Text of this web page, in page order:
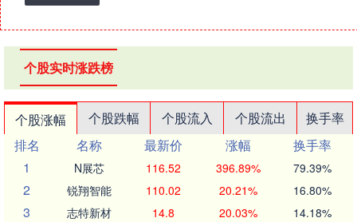
个股实时涨跌榜
个股涨幅 个股跌幅 个股流入 个股流出
换手率
排名
名称 最新价 涨幅
换手率
1
N展芯 116.52 396.89% 79.39%
2 锐翔智能 110.02 20.21% 16.80%
3 志特新材 14.8 20.03% 14.18%